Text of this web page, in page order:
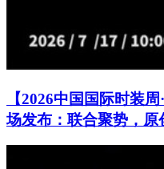
【2026中国国际时装
场发布：联合聚势，原